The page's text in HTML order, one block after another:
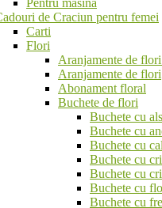
de Craciun pentru femei
Carti
Flori
Aranjamente de
Aranjamente de flori
Abonament floral
Buchete de flori
Buchete cu
Buchete cu
Buchete cu
Buchete cu
Buchete cu
Buchete cu
Buchete cu